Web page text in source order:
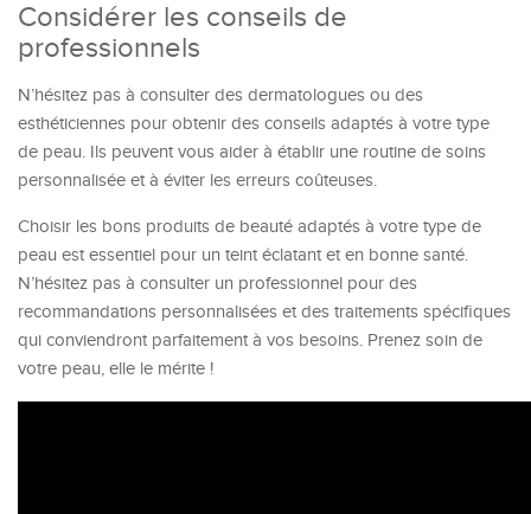
Considérer les conseils de
professionnels
N’hésitez pas à consulter des dermatologues ou des
esthéticiennes pour obtenir des conseils adaptés à votre type
de peau. Ils peuvent vous aider à établir une routine de soins
personnalisée et à éviter les erreurs coûteuses.
Choisir les bons produits de beauté adaptés à votre type de
peau est essentiel pour un teint éclatant et en bonne santé.
N’hésitez pas à consulter un professionnel pour des
recommandations personnalisées et des traitements spécifiques
qui conviendront parfaitement à vos besoins. Prenez soin de
votre peau, elle le mérite !